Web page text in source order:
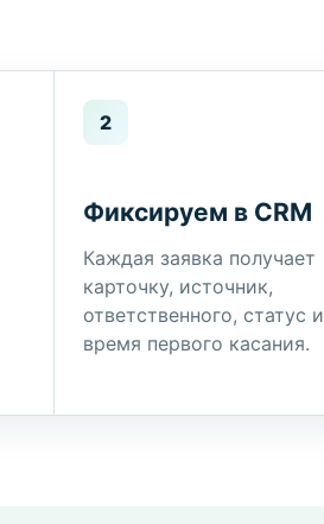
2
Фиксируем в CRM
Каждая заявка получает
карточку, источник,
ответственного, статус и
время первого касания.